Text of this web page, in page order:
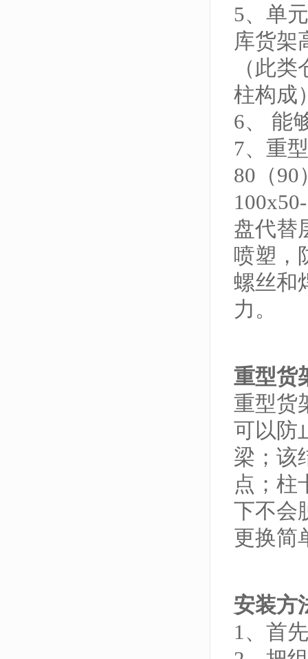
5、单
库货架
（此
柱构成
6、 能
7、重
80（
盘代替
喷塑，
螺丝和
力。
重型货
重型货
可以防
梁；该
点；柱
下不会
更换简
安装方
1、首